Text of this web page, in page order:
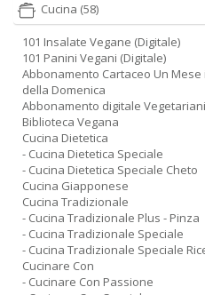
Cucina (58)
101 Insalate Vegane (Digitale)
101 Panini Vegani (Digitale)
Abbonamento Cartaceo Un Mese
della Domenica
Abbonamento digitale
Biblioteca Vegana
Cucina Dietetica
- Cucina Dietetica Speciale
- Cucina Dietetica Speciale Cheto
Cucina Giapponese
Cucina Tradizionale
- Cucina Tradizionale Plus - Pinza
- Cucina Tradizionale Speciale
- Cucina Tradizionale Speciale
Cucinare Con
- Cucinare Con Passione